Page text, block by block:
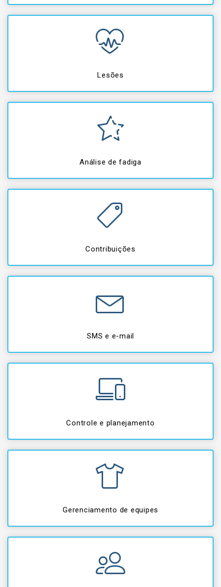
Lesões
Análise de fadiga
Contribuições
SMS e e-mail
Controle e planejamento
Gerenciamento de equipes